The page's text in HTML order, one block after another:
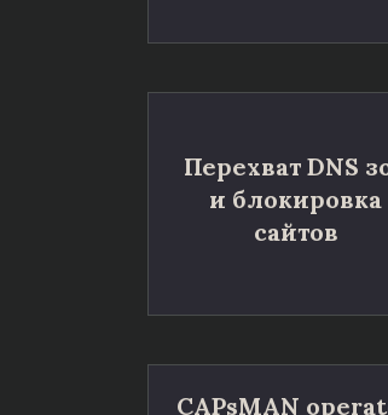
Перехват DNS
и блокировка
сайтов
CAPsMAN